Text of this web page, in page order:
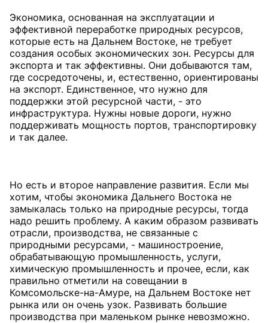
Экономика, основанная на эксплуатации и
эффективной переработке природных ресурсов,
которые есть на Дальнем Востоке, не требует
создания особых экономических зон. Ресурсы для
экспорта и так эффективны. Они добываются там,
где сосредоточены, и, естественно, ориентированы
на экспорт. Единственное, что нужно для
поддержки этой ресурсной части, - это
инфраструктура. Нужны новые дороги, нужно
поддерживать мощность портов, транспортировку
и так далее.
Но есть и второе направление развития. Если мы
хотим, чтобы экономика Дальнего Востока не
замыкалась только на природные ресурсы, тогда
надо решить проблему. А каким образом развивать
отрасли, производства, не связанные с
природными ресурсами, - машиностроение,
обрабатывающую промышленность, услуги,
химическую промышленность и прочее, если, как
правильно отметили на совещании в
Комсомольске-на-Амуре, на Дальнем Востоке нет
рынка или он очень узок. Развивать большие
производства при маленьком рынке невозможно.